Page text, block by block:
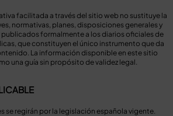
facilitada a través del sitio web no sustituye la
normativas, planes, disposiciones generales y
formalmente a los diarios oficiales de
que constituyen el único instrumento que da
La información disponible en este sitio
una guía sin propósito de validez legal.
se regirán por la legislación española vigente.